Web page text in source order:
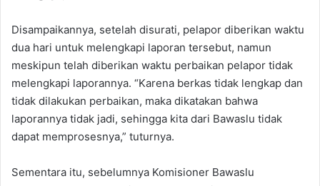
Disampaikannya, setelah disurati, pelapor diberikan waktu
dua hari untuk melengkapi laporan tersebut, namun
meskipun telah diberikan waktu perbaikan pelapor tidak
melengkapi laporannya. “Karena berkas tidak lengkap dan
tidak dilakukan perbaikan, maka dikatakan bahwa
laporannya tidak jadi, sehingga kita dari Bawaslu tidak
dapat memprosesnya,” tuturnya.
Sementara itu, sebelumnya Komisioner Bawaslu